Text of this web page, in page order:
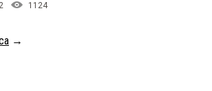
2 1124
→